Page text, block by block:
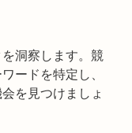
洞察します。競
ードを特定し、
を見つけましょ